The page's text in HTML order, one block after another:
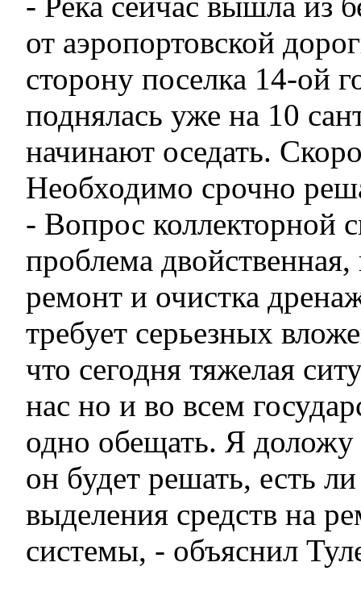
от аэропортовской
сторону поселка 14-ой
поднялась уже на 10
начинают оседать.
Необходимо срочно
- Вопрос коллекторной
проблема
ремонт и очистка
требует серьезных
что сегодня тяжелая
нас но и во всем
одно обещать. Я доложу
он будет решать, есть
выделения средств на
системы, - объяснил